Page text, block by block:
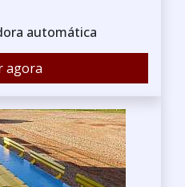
automática
agora